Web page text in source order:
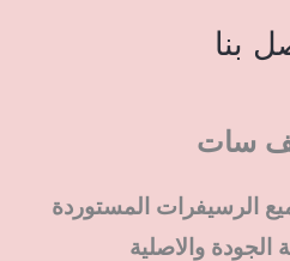
بنا
سات
الرسيفرات المستوردة
الجودة والاصلية